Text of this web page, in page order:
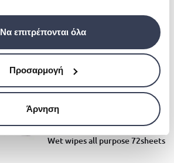
Να επιτρέπονται όλα
Προσαρμογή
Άρνηση
Wet wipes all purpose 72sheets